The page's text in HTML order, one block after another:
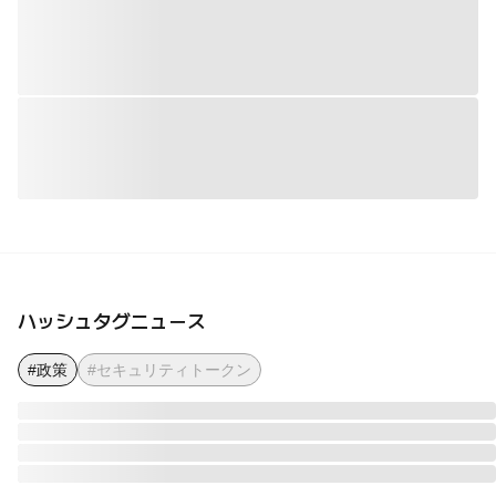
ハッシュタグニュース
#政策 #セキュリティトークン